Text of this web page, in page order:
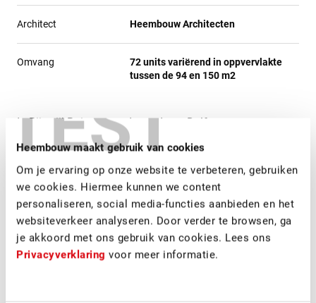
TEST
Heembouw maakt gebruik van cookies
Om je ervaring op onze website te verbeteren, gebruiken
we cookies. Hiermee kunnen we content
personaliseren, social media-functies aanbieden en het
websiteverkeer analyseren. Door verder te browsen, ga
je akkoord met ons gebruik van cookies. Lees ons
Privacyverklaring voor meer informatie.
Architect Heembouw Architecten
Omvang
72 units variërend in oppvervlakte
tussen de 94 en 150 m2
In RijswijkBuiten, aan de rand van Delft,
heeft Heembouw bedrijvenlocatie De Comphaan
ontwikkeld. De Comphaan bestaat uit in totaal 72 units,
die in 4 fasen is ontwikkeld. De eerste fase bestond uit
16 bedrijfsruimten variërend in oppervlakte tussen de 94
en 150 m2 en hebben een vrije hoogte van 6 meter. Het
ontwerp vanHeembouw Architectenbood veel ruimte
voor variatie. Met de zogenaamde unit configurator
konden de gebruikers zelf een keuze maken uit de